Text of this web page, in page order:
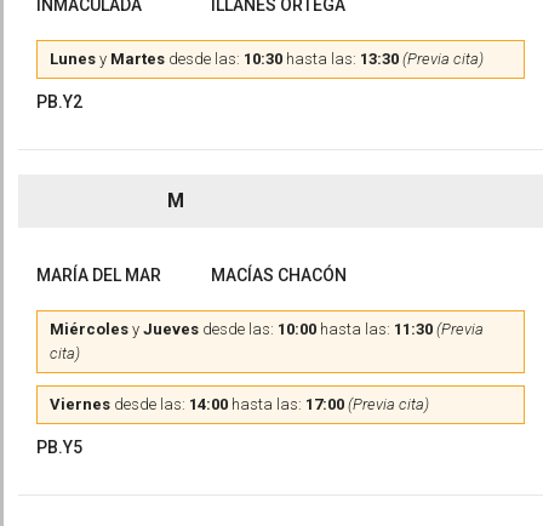
INMACULADA ILLANES ORTEGA
Lunes y Martes desde las: 10:30 hasta las: 13:30 (Previa cita)
PB.Y2
M
MARÍA DEL MAR MACÍAS CHACÓN
Miércoles y Jueves desde las: 10:00 hasta las: 11:30 (Previa
cita)
Viernes desde las: 14:00 hasta las: 17:00 (Previa cita)
PB.Y5